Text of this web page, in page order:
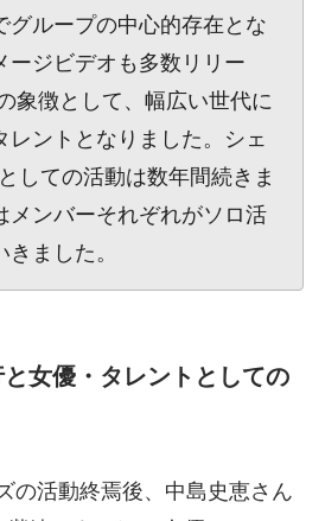
グループの中心的存在とな
ージビデオも多数リリー
象徴として、幅広い世代に
レントとなりました。シェ
しての活動は数年間続きま
メンバーそれぞれがソロ活
ました。
女優・タレントとしての
の活動終焉後、中島史恵さん